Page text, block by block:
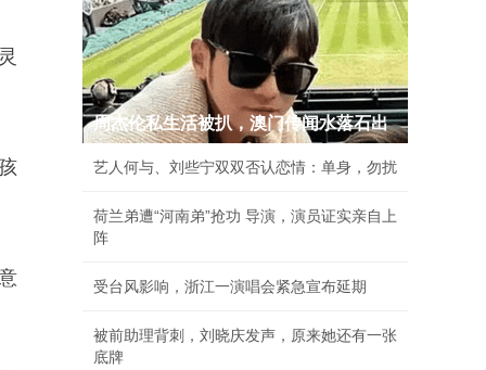
周杰伦私生活被扒，澳门传闻水落石出
艺人何与、刘些宁双双否认恋情：单身，勿扰
荷兰弟遭“河南弟”抢功 导演，演员证实亲自上
阵
受台风影响，浙江一演唱会紧急宣布延期
被前助理背刺，刘晓庆发声，原来她还有一张
底牌